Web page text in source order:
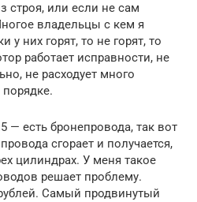
строя, или если не сам
владельцы с кем я
у них горят, то не горят, то
работает исправности, не
не расходует много
— есть бронепровода, так вот
сгорает и получается,
цилиндрах. У меня такое
решает проблему.
Самый продвинутый